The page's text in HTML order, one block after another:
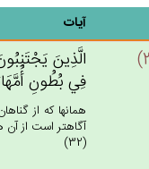
آیات
الَّذِين‌َ
فِي‌ بُطُون‌ِ
همانها كه از
آگاهتر است از آن
(32)